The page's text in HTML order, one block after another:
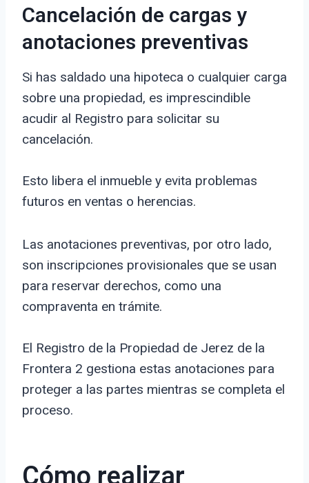
Cancelación de cargas y
anotaciones preventivas
Si has saldado una hipoteca o cualquier carga
sobre una propiedad, es imprescindible
acudir al Registro para solicitar su
cancelación.
Esto libera el inmueble y evita problemas
futuros en ventas o herencias.
Las anotaciones preventivas, por otro lado,
son inscripciones provisionales que se usan
para reservar derechos, como una
compraventa en trámite.
El Registro de la Propiedad de Jerez de la
Frontera 2 gestiona estas anotaciones para
proteger a las partes mientras se completa el
proceso.